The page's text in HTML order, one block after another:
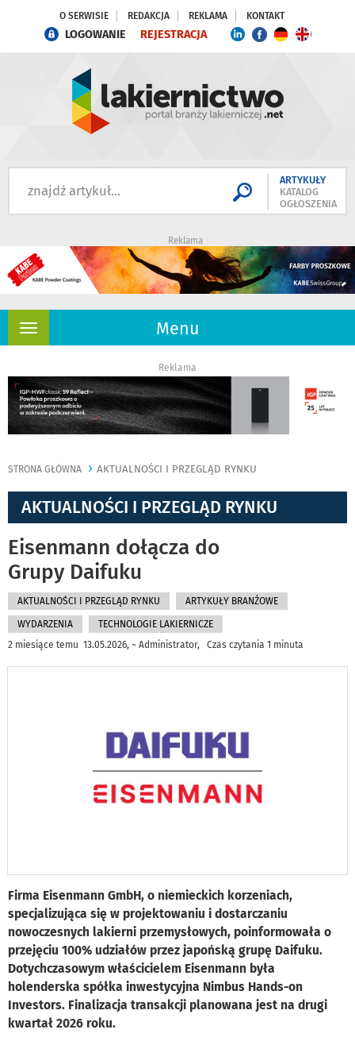
O SERWISIE REDAKCJA REKLAMA KONTAKT
LOGOWANIE REJESTRACJA
ARTYKUŁY
KATALOG
OGŁOSZENIA
Reklama
Menu
Rozwiń
Reklama
STRONA GŁÓWNA AKTUALNOŚCI I PRZEGLĄD RYNKU
AKTUALNOŚCI I PRZEGLĄD RYNKU
Eisenmann dołącza do
Grupy Daifuku
AKTUALNOŚCI I PRZEGLĄD RYNKU ARTYKUŁY BRANŻOWE
WYDARZENIA
TECHNOLOGIE LAKIERNICZE
2 miesiące temu 13.05.2026, ~ Administrator, Czas czytania 1 minuta
Firma Eisenmann GmbH, o niemieckich korzeniach,
specjalizująca się w projektowaniu i dostarczaniu
nowoczesnych lakierni przemysłowych, poinformowała o
przejęciu 100% udziałów przez japońską grupę Daifuku.
Dotychczasowym właścicielem Eisenmann była
holenderska spółka inwestycyjna Nimbus Hands-on
Investors. Finalizacja transakcji planowana jest na drugi
kwartał 2026 roku.